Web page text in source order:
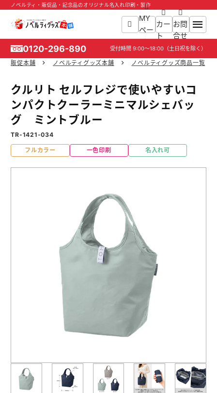
ノベルティ・販促品・記念品のオリジナル名入れ印刷・製作
MY
ペー
ジ
カー
ト
お問
合せ
0120-296-890 受付時間 9:00～18:00（土日祝を除く）
商品一覧
ご利用ガイド
入稿ガイド
よくあるご質問
名入れ印刷方法
会社概要 お問い合わせ
カレンダー本舗
カイロ本舗
販促本舗 ノベルティグッズ本舗 ノベルティグッズ商品一覧
クルリト セルフレジで使いやすいコ
ンパクトクーラーミニマルシェバッ
グ ミントブルー
TR-1421-034
フルカラー 一色印刷 名入れ可